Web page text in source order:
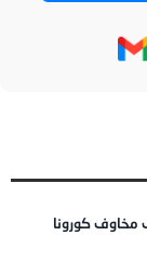
مخاوف كورونا